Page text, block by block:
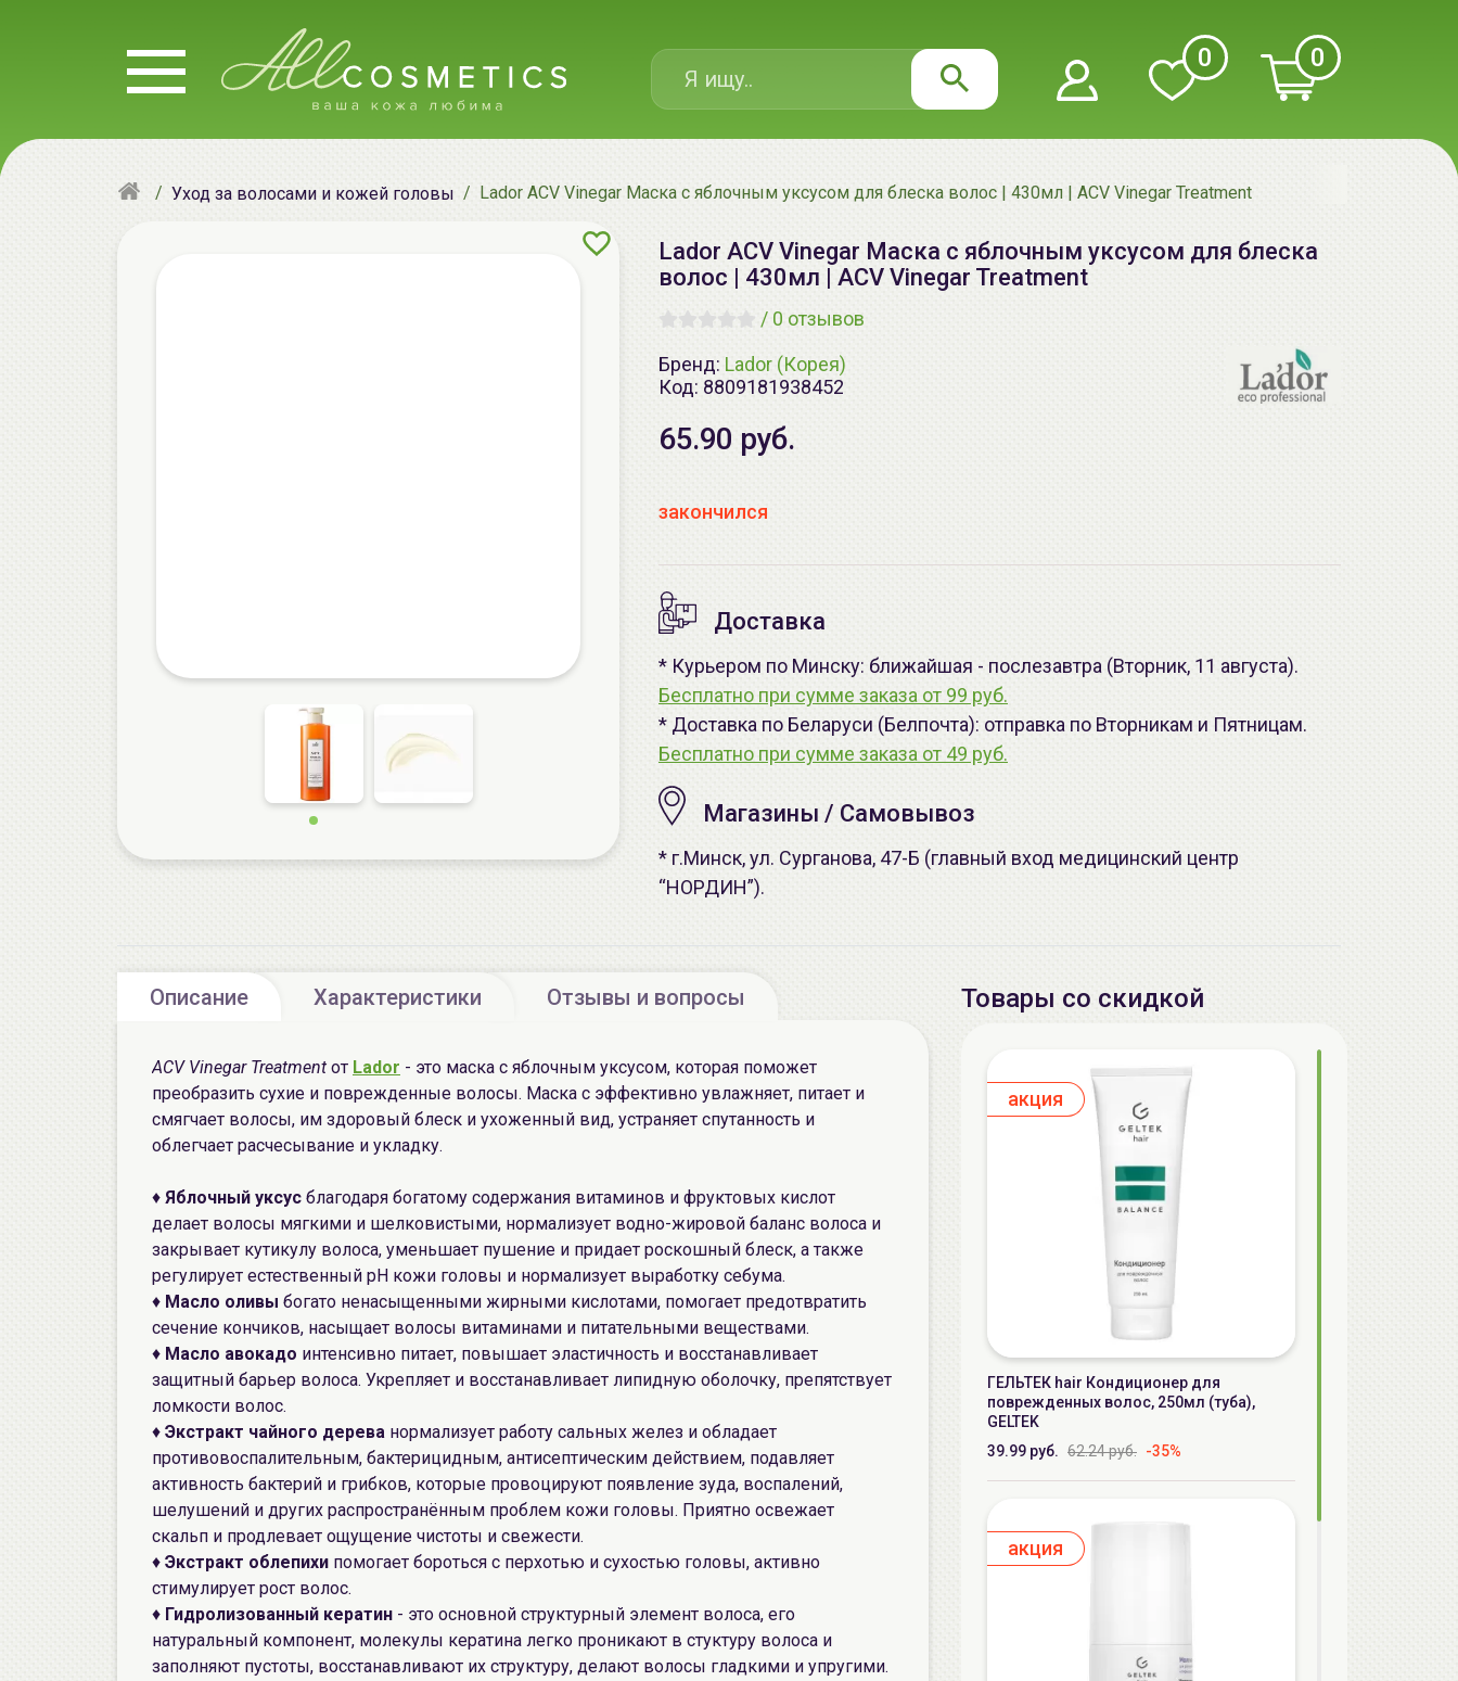
0 0
Уход за волосами и кожей головы Lador ACV Vinegar Маска с яблочным уксусом для блеска волос | 430мл | ACV Vinegar Treatment
Lador ACV Vinegar Маска с яблочным уксусом для блеска
волос | 430мл | ACV Vinegar Treatment
/ 0 отзывов
Бренд: Lador (Корея)
Код: 8809181938452
65.90 руб.
закончился
Доставка
* Курьером по Минску: ближайшая - послезавтра (Вторник, 11 августа).
Бесплатно при сумме заказа от 99 руб.
* Доставка по Беларуси (Белпочта): отправка по Вторникам и Пятницам.
Бесплатно при сумме заказа от 49 руб.
Магазины / Самовывоз
* г.Минск, ул. Сурганова, 47-Б (главный вход медицинский центр
“НОРДИН”).
Описание Характеристики Отзывы и вопросы
ACV Vinegar Treatment от Lador - это маска с яблочным уксусом, которая поможет
преобразить сухие и поврежденные волосы. Маска с эффективно увлажняет, питает и
смягчает волосы, им здоровый блеск и ухоженный вид, устраняет спутанность и
облегчает расчесывание и укладку.
♦ Яблочный уксус благодаря богатому содержания витаминов и фруктовых кислот
делает волосы мягкими и шелковистыми, нормализует водно-жировой баланс волоса и
закрывает кутикулу волоса, уменьшает пушение и придает роскошный блеск, а также
регулирует естественный pH кожи головы и нормализует выработку себума.
♦ Масло оливы богато ненасыщенными жирными кислотами, помогает предотвратить
сечение кончиков, насыщает волосы витаминами и питательными веществами.
♦ Масло авокадо интенсивно питает, повышает эластичность и восстанавливает
защитный барьер волоса. Укрепляет и восстанавливает липидную оболочку, препятствует
ломкости волос.
♦ Экстракт чайного дерева нормализует работу сальных желез и обладает
противовоспалительным, бактерицидным, антисептическим действием, подавляет
активность бактерий и грибков, которые провоцируют появление зуда, воспалений,
шелушений и других распространённым проблем кожи головы. Приятно освежает
скальп и продлевает ощущение чистоты и свежести.
♦ Экстракт облепихи помогает бороться с перхотью и сухостью головы, активно
стимулирует рост волос.
♦ Гидролизованный кератин - это основной структурный элемент волоса, его
натуральный компонент, молекулы кератина легко проникают в стуктуру волоса и
заполняют пустоты, восстанавливают их структуру, делают волосы гладкими и упругими.
Товары со скидкой
aкция
ГЕЛЬТЕК hair Кондиционер для
поврежденных волос, 250мл (туба),
GELTEK
39.99 руб. 62.24 руб. -35%
aкция